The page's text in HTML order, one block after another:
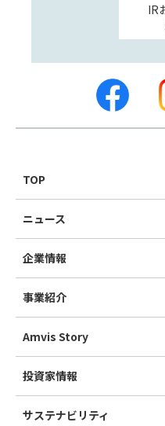
IR
TOP
ニュース
企業情報
事業紹介
Amvis Story
投資家情報
サステナビリティ